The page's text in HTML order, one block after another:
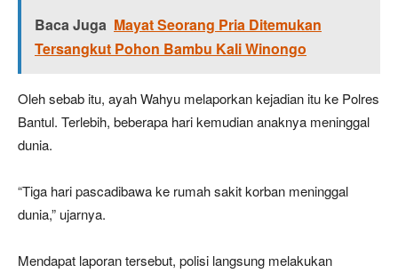
Baca Juga Mayat Seorang Pria Ditemukan
Tersangkut Pohon Bambu Kali Winongo
Oleh sebab itu, ayah Wahyu melaporkan kejadian itu ke Polres
Bantul. Terlebih, beberapa hari kemudian anaknya meninggal
dunia.
“Tiga hari pascadibawa ke rumah sakit korban meninggal
dunia,” ujarnya.
Mendapat laporan tersebut, polisi langsung melakukan